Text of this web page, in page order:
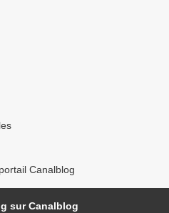
Canalblog
sur Canalblog